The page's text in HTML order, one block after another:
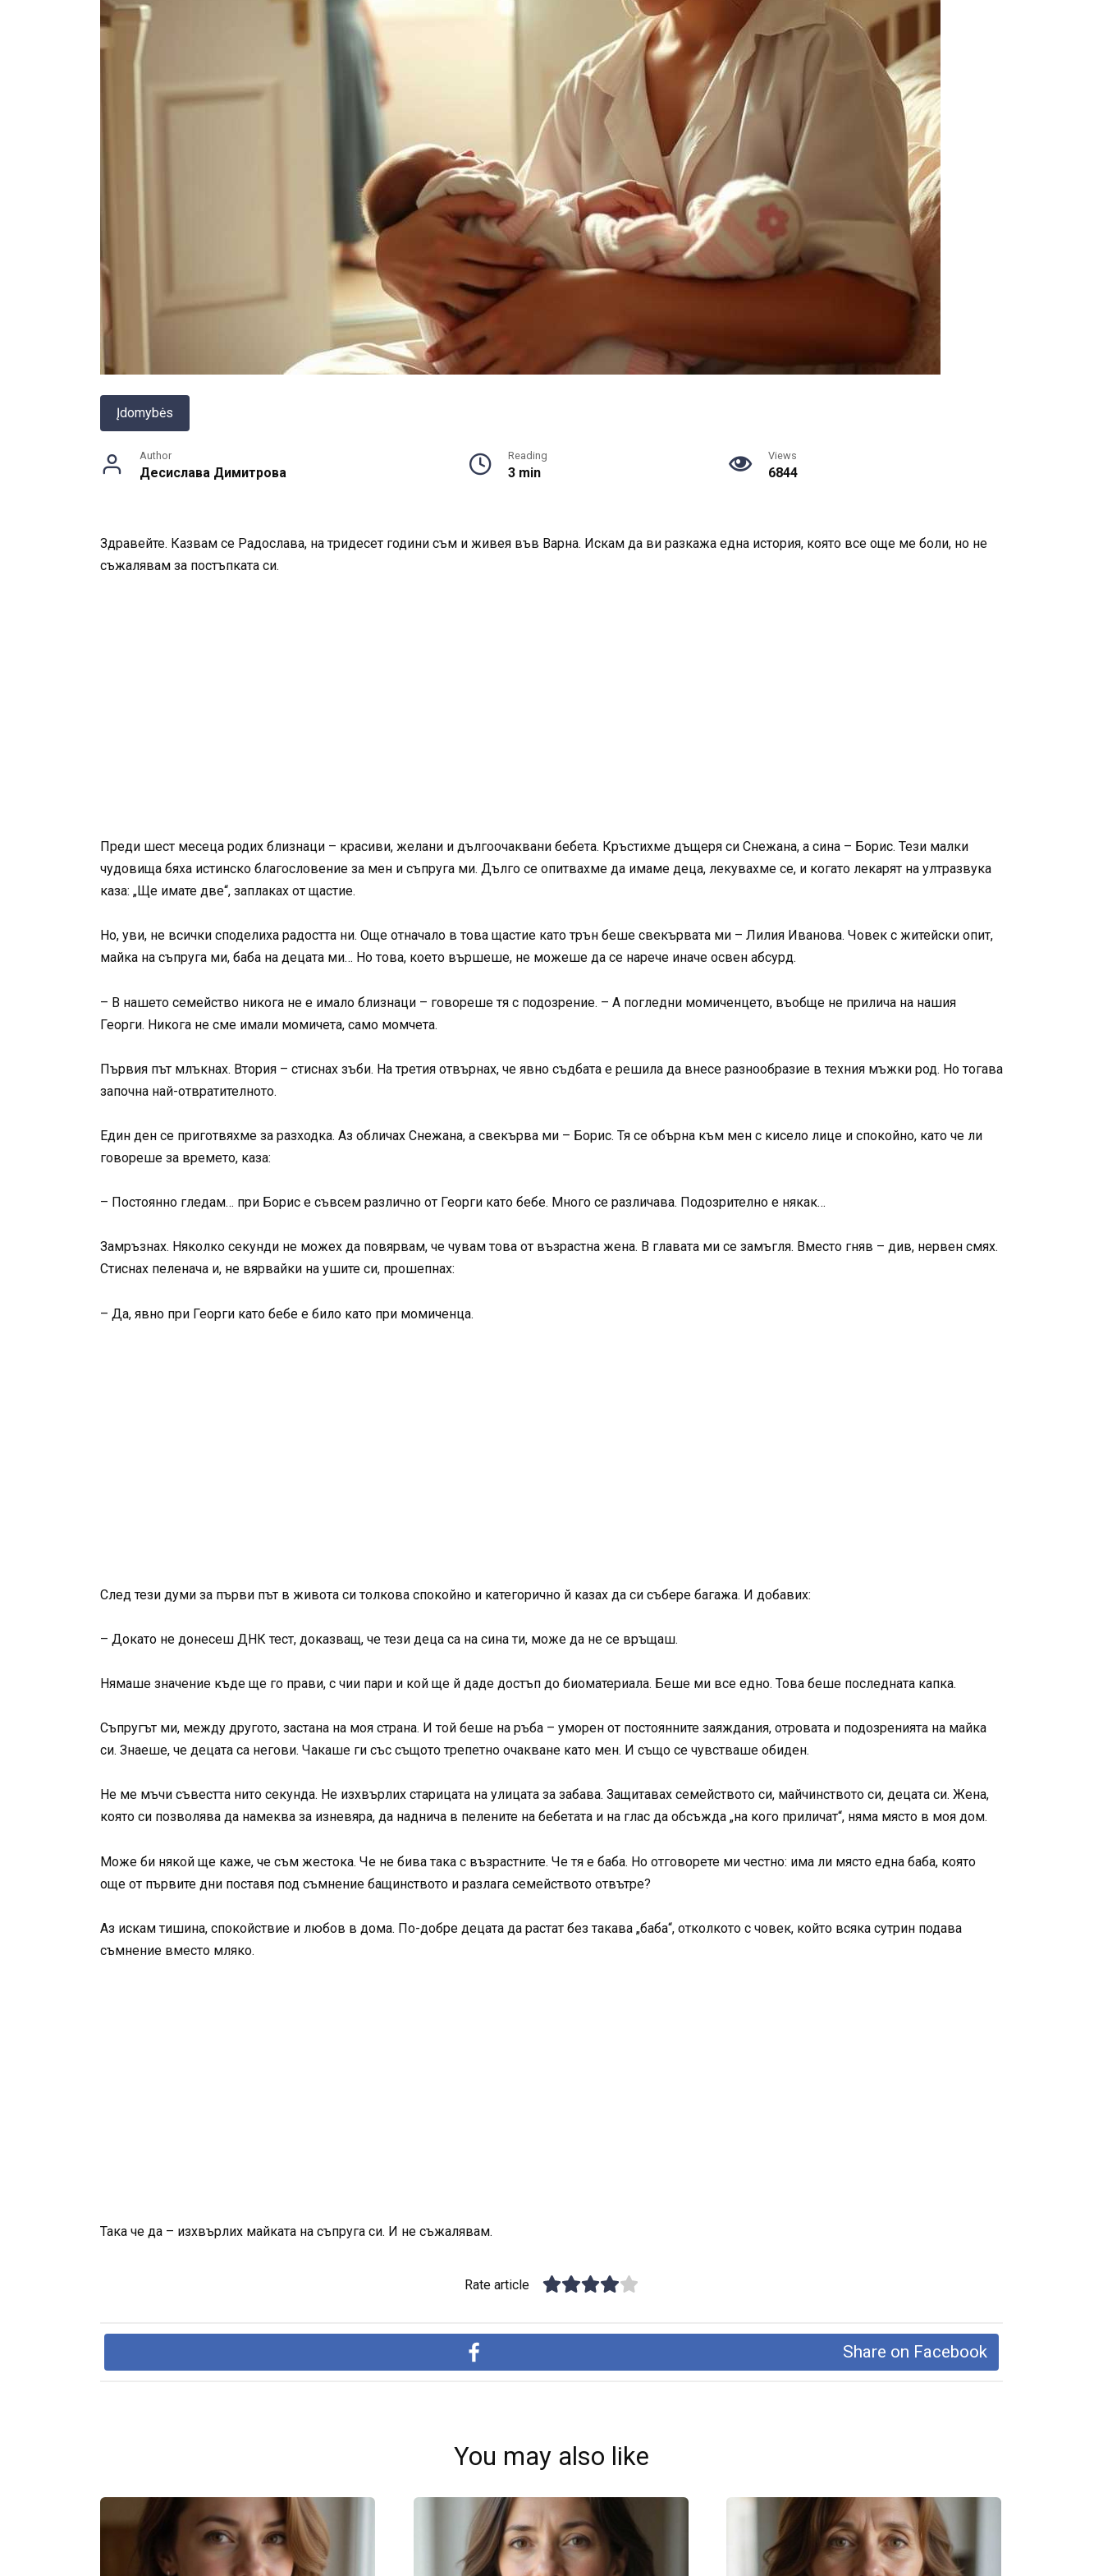
Įdomybės
Author
Десислава Димитрова
Reading
3 min
Views
6844
Здравейте. Казвам се Радослава, на тридесет години съм и живея във Варна. Искам да ви разкажа една история, която все още ме боли, но не
съжалявам за постъпката си.
Преди шест месеца родих близнаци – красиви, желани и дългоочаквани бебета. Кръстихме дъщеря си Снежана, а сина – Борис. Тези малки
чудовища бяха истинско благословение за мен и съпруга ми. Дълго се опитвахме да имаме деца, лекувахме се, и когато лекарят на ултразвука
каза: „Ще имате две“, заплаках от щастие.
Но, уви, не всички споделиха радостта ни. Още отначало в това щастие като трън беше свекървата ми – Лилия Иванова. Човек с житейски опит,
майка на съпруга ми, баба на децата ми… Но това, което вършеше, не можеше да се нарече иначе освен абсурд.
– В нашето семейство никога не е имало близнаци – говореше тя с подозрение. – А погледни момиченцето, въобще не прилича на нашия
Георги. Никога не сме имали момичета, само момчета.
Първия път млъкнах. Втория – стиснах зъби. На третия отвърнах, че явно съдбата е решила да внесе разнообразие в техния мъжки род. Но тогава
започна най-отвратителното.
Един ден се приготвяхме за разходка. Аз обличах Снежана, а свекърва ми – Борис. Тя се обърна към мен с кисело лице и спокойно, като че ли
говореше за времето, каза:
– Постоянно гледам… при Борис е съвсем различно от Георги като бебе. Много се различава. Подозрително е някак…
Замръзнах. Няколко секунди не можех да повярвам, че чувам това от възрастна жена. В главата ми се замъгля. Вместо гняв – див, нервен смях.
Стиснах пеленача и, не вярвайки на ушите си, прошепнах:
– Да, явно при Георги като бебе е било като при момиченца.
След тези думи за първи път в живота си толкова спокойно и категорично й казах да си събере багажа. И добавих:
– Докато не донесеш ДНК тест, доказващ, че тези деца са на сина ти, може да не се връщаш.
Нямаше значение къде ще го прави, с чии пари и кой ще й даде достъп до биоматериала. Беше ми все едно. Това беше последната капка.
Съпругът ми, между другото, застана на моя страна. И той беше на ръба – уморен от постоянните заяждания, отровата и подозренията на майка
си. Знаеше, че децата са негови. Чакаше ги със същото трепетно очакване като мен. И също се чувстваше обиден.
Не ме мъчи съвестта нито секунда. Не изхвърлих старицата на улицата за забава. Защитавах семейството си, майчинството си, децата си. Жена,
която си позволява да намеква за изневяра, да наднича в пелените на бебетата и на глас да обсъжда „на кого приличат“, няма място в моя дом.
Може би някой ще каже, че съм жестока. Че не бива така с възрастните. Че тя е баба. Но отговорете ми честно: има ли място една баба, която
още от първите дни поставя под съмнение бащинството и разлага семейството отвътре?
Аз искам тишина, спокойствие и любов в дома. По-добре децата да растат без такава „баба“, отколкото с човек, който всяка сутрин подава
съмнение вместо мляко.
Така че да – изхвърлих майката на съпруга си. И не съжалявам.
Rate article
Share on Facebook
You may also like